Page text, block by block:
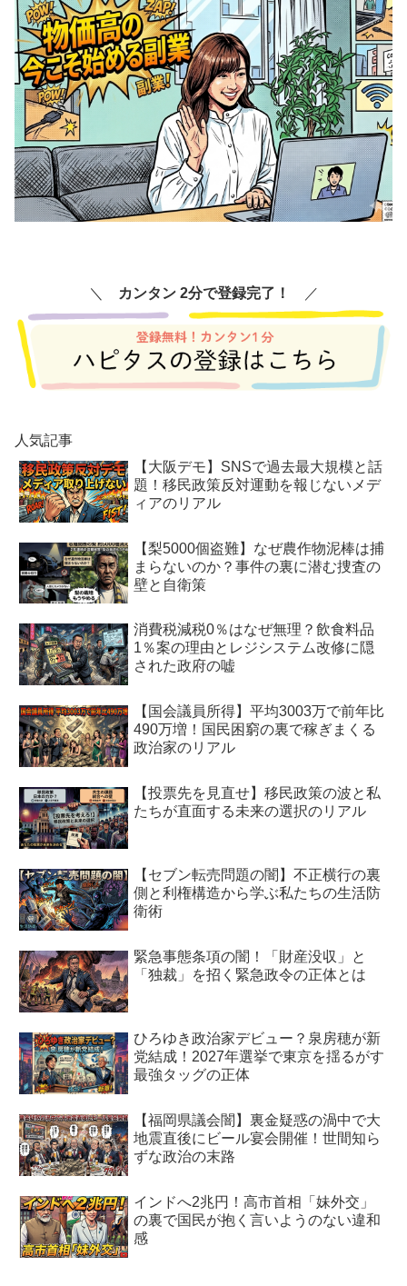
＼ カンタン 2分で登録完了！ ／
人気記事
【大阪デモ】SNSで過去最大規模と話
題！移民政策反対運動を報じないメデ
ィアのリアル
【梨5000個盗難】なぜ農作物泥棒は捕
まらないのか？事件の裏に潜む捜査の
壁と自衛策
消費税減税0％はなぜ無理？飲食料品
1％案の理由とレジシステム改修に隠
された政府の嘘
【国会議員所得】平均3003万で前年比
490万増！国民困窮の裏で稼ぎまくる
政治家のリアル
【投票先を見直せ】移民政策の波と私
たちが直面する未来の選択のリアル
【セブン転売問題の闇】不正横行の裏
側と利権構造から学ぶ私たちの生活防
衛術
緊急事態条項の闇！「財産没収」と
「独裁」を招く緊急政令の正体とは
ひろゆき政治家デビュー？泉房穂が新
党結成！2027年選挙で東京を揺るがす
最強タッグの正体
【福岡県議会闇】裏金疑惑の渦中で大
地震直後にビール宴会開催！世間知ら
ずな政治の末路
インドへ2兆円！高市首相「妹外交」
の裏で国民が抱く言いようのない違和
感